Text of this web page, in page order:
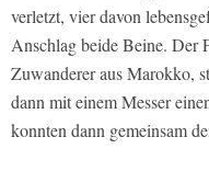
verletzt, vier davon
Anschlag beide Beine. Der
Zuwanderer aus Marokko,
dann mit einem Messer
konnten dann gemeinsam